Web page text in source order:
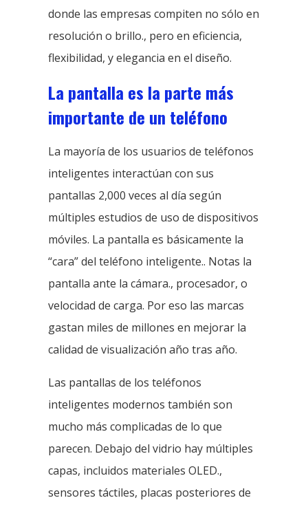
donde las empresas compiten no sólo en
resolución o brillo., pero en eficiencia,
flexibilidad, y elegancia en el diseño.
La pantalla es la parte más
importante de un teléfono
La mayoría de los usuarios de teléfonos
inteligentes interactúan con sus
pantallas 2,000 veces al día según
múltiples estudios de uso de dispositivos
móviles. La pantalla es básicamente la
“cara” del teléfono inteligente.. Notas la
pantalla ante la cámara., procesador, o
velocidad de carga. Por eso las marcas
gastan miles de millones en mejorar la
calidad de visualización año tras año.
Las pantallas de los teléfonos
inteligentes modernos también son
mucho más complicadas de lo que
parecen. Debajo del vidrio hay múltiples
capas, incluidos materiales OLED.,
sensores táctiles, placas posteriores de